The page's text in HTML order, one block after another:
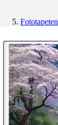
Fototapeten